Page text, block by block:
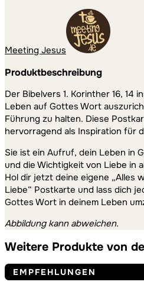
Postkarte
Meeting Jesus
Produktbeschreibung
Der Bibelvers 1. Korinther 16, 14
Leben auf Gottes Wort
Führung zu halten. Diese
hervorragend als Inspiration für
Sie ist ein Aufruf, dein Leben in
und die Wichtigkeit von Liebe in
Hol dir jetzt deine eigene „Alles
Liebe“ Postkarte und lass dich
Gottes Wort in deinem Leben
Abbildung kann abweichen.
Weitere Produkte von
EMPFEHLUNGEN